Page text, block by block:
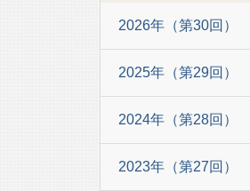
2026年（第30回）
2025年（第29回）
2024年（第28回）
2023年（第27回）